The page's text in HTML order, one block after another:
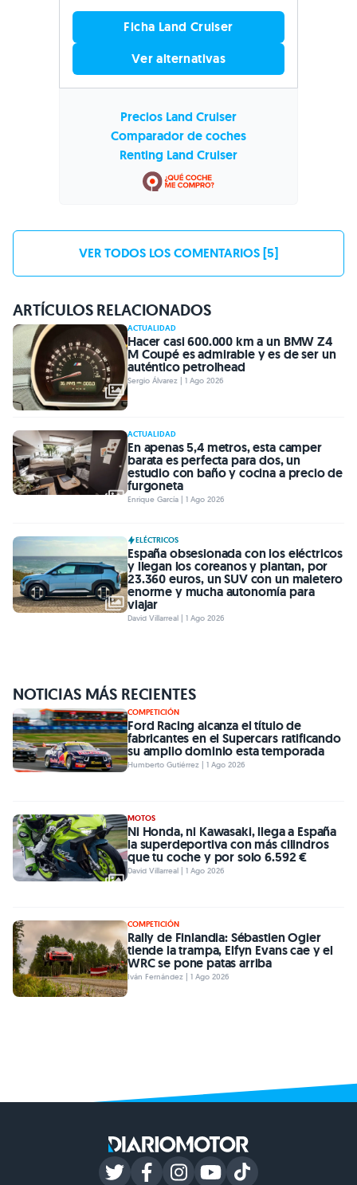
Ficha Land Cruiser
Ver alternativas
Precios Land Cruiser
Comparador de coches
Renting Land Cruiser
VER TODOS LOS COMENTARIOS [5]
ARTÍCULOS RELACIONADOS
ACTUALIDAD
Hacer casi 600.000 km a un BMW Z4
M Coupé es admirable y es de ser un
auténtico petrolhead
Sergio Álvarez | 1 Ago 2026
ACTUALIDAD
En apenas 5,4 metros, esta camper
barata es perfecta para dos, un
estudio con baño y cocina a precio de
furgoneta
Enrique García | 1 Ago 2026
ELÉCTRICOS
España obsesionada con los eléctricos
y llegan los coreanos y plantan, por
23.360 euros, un SUV con un maletero
enorme y mucha autonomía para
viajar
David Villarreal | 1 Ago 2026
NOTICIAS MÁS RECIENTES
COMPETICIÓN
Ford Racing alcanza el título de
fabricantes en el Supercars ratificando
su amplio dominio esta temporada
Humberto Gutiérrez | 1 Ago 2026
MOTOS
Ni Honda, ni Kawasaki, llega a España
la superdeportiva con más cilindros
que tu coche y por solo 6.592 €
David Villarreal | 1 Ago 2026
COMPETICIÓN
Rally de Finlandia: Sébastien Ogier
tiende la trampa, Elfyn Evans cae y el
WRC se pone patas arriba
Iván Fernández | 1 Ago 2026